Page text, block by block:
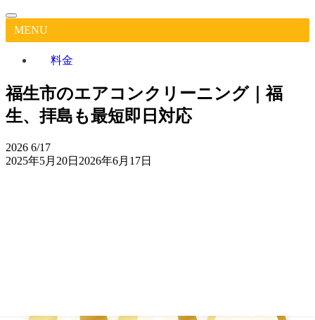
MENU
料金
福生市のエアコンクリーニング｜福
生、拝島も最短即日対応
2026 6/17
2025年5月20日 2026年6月17日